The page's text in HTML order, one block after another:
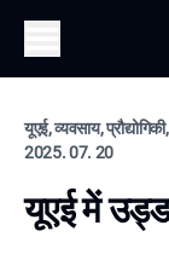
यूएई, व्यवसाय,
2025. 07. 20
यूएई में